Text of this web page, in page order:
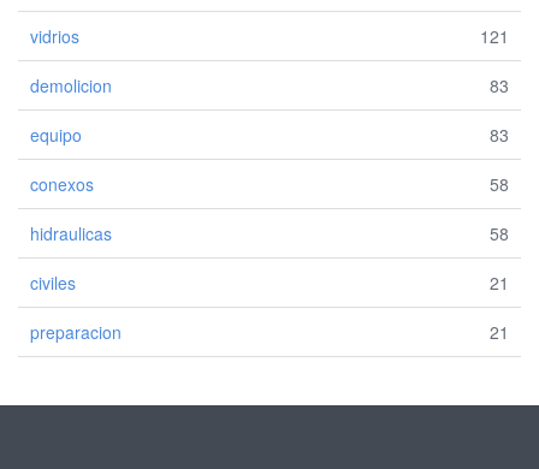
vidrios 121
demolicion 83
equipo 83
conexos 58
hidraulicas 58
civiles 21
preparacion 21